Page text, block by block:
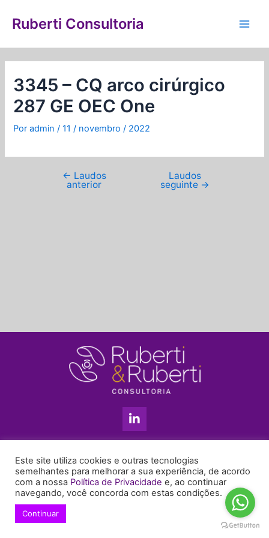
para
conteúdo
Ruberti Consultoria
3345 – CQ arco cirúrgico
287 GE OEC One
Poradmin/11 / novembro / 2022
de
← Laudos
anterior
Laudos
seguinte →
L
i
n
e
d
i
n
+55 11 99655-6439
enyruberti@ruberticonsultoria.com.br
Este site utiliza cookies e outras tecnologias
semelhantes para melhorar a sua experiência, de acordo
com a nossa Política de Privacidade e, ao continuar
navegando, você concorda com estas condições.
Continuar